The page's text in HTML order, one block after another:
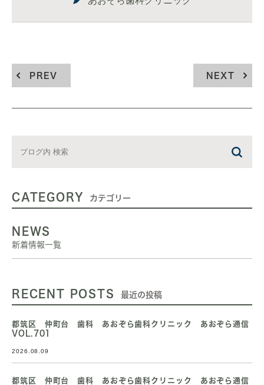
PREV NEXT
CATEGORY カテゴリー
NEWS
新着情報一覧
RECENT POSTS 最近の投稿
都筑区 仲町台 歯科 あおぞら歯科クリニック あおぞら通信
VOL.701
2026.08.09
都筑区 仲町台 歯科 あおぞら歯科クリニック あおぞら通信